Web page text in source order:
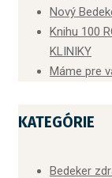
Nový
Knihu 100
KLINIKY
Máme pre
KATEGÓRIE
Bedeker